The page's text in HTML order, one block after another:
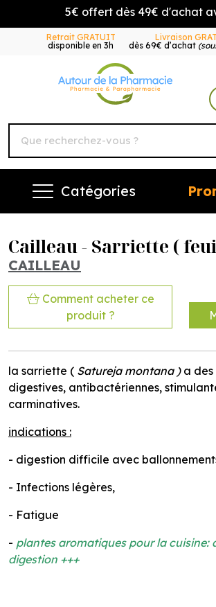
5€ offert dès 49€ d'achat
Retrait GRATUIT
disponible en 3h
Livraison
dès 69€ d’achat
Autour
Catégories
Cailleau - Sarriette (
CAILLEAU
Comment acheter ce
produit ?
la sarriette ( Satureja montana ) a
digestives, antibactériennes,
carminatives.
indications :
- digestion difficile avec
- Infections légères,
- Fatigue
- plantes aromatiques pour la cuisine:
digestion +++